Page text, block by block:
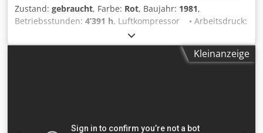
Zustand: gebraucht, Farbe: Rot, Baujahr: 1981,
Betriebsstunden: 4’391 h, Luftkompressor • Arbeitsdruck:
11 bar Cedpfxjx S Nxaj Ap Ajha • 4391 Stunden •
Straßenbeleuchtung • Voll funktionsfähig Zustand:
Kleinanzeige